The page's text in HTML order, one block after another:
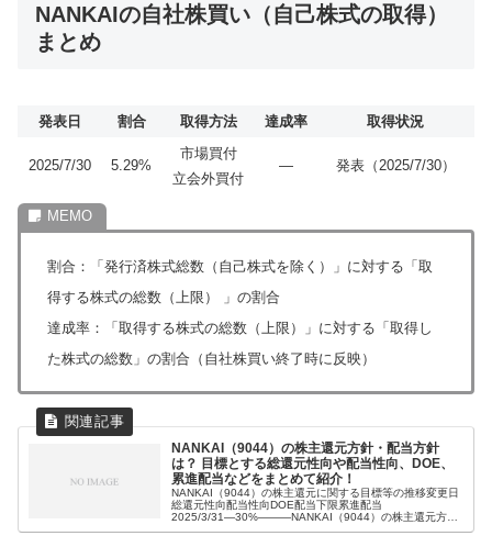
NANKAIの自社株買い（自己株式の取得）
まとめ
発表日 割合 取得方法 達成率 取得状況
2025/7/30 5.29%
市場買付
立会外買付
― 発表（2025/7/30）
割合：「発行済株式総数（自己株式を除く）」に対する「取
得する株式の総数（上限） 」の割合
達成率：「取得する株式の総数（上限）」に対する「取得し
た株式の総数」の割合（自社株買い終了時に反映）
NANKAI（9044）の株主還元方針・配当方針
は？ 目標とする総還元性向や配当性向、DOE、
累進配当などをまとめて紹介！
NANKAI（9044）の株主還元に関する目標等の推移変更日
総還元性向配当性向DOE配当下限累進配当
2025/3/31―30%―――NANKAI（9044）の株主還元方